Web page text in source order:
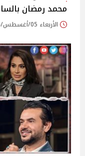
محمد رمضان
الأربعاء 05/أغسطس/2026 - 12:20 م